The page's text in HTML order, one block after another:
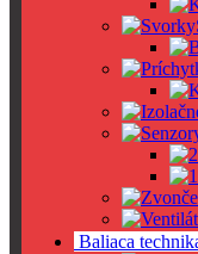
Baliaca